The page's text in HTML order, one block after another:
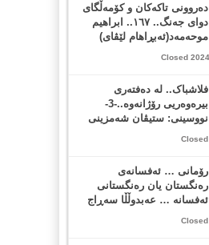
دەروونی تاکەکان و کۆمەڵگای
دوای جەنگ.. ١٦٧.. ابراهیم
موحەمەد(ئەبڕاهام لێڤای)
فلاشباک.. لە دەفتەری
بیرەوەریی رۆژانەوە..-3-
نووسینی: ستیڤان شەمزینی
رۆمانی … ئه‌فسانه‌ی
ره‌نگستان یان ره‌نگستانی
ئه‌فسانه‌ … عه‌بدوڵڵا سه‌ڕاج